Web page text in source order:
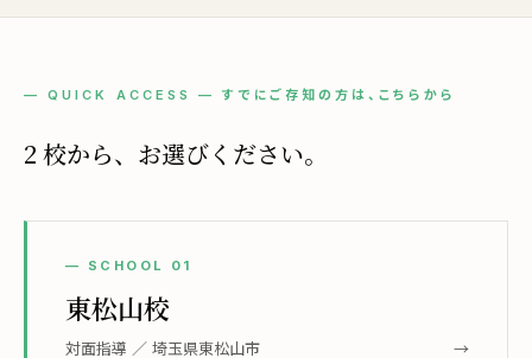
— QUICK ACCESS — すでにご存知の方は、こちらから
2 校から、お選びください。
— SCHOOL 01
東松山校
対面指導 ／ 埼玉県東松山市 →